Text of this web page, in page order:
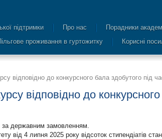
підтримки Про нас Порадники
проживання в гуртожитку Корисні
відповідно до конкурсного бала здобутого під
відповідно до
за державним замовленням.
від 4 липня 2025 року відсоток стипендіатів